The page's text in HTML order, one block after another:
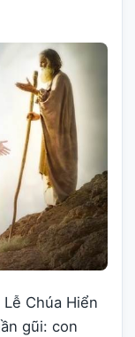
Chúa Hiển
gũi: con